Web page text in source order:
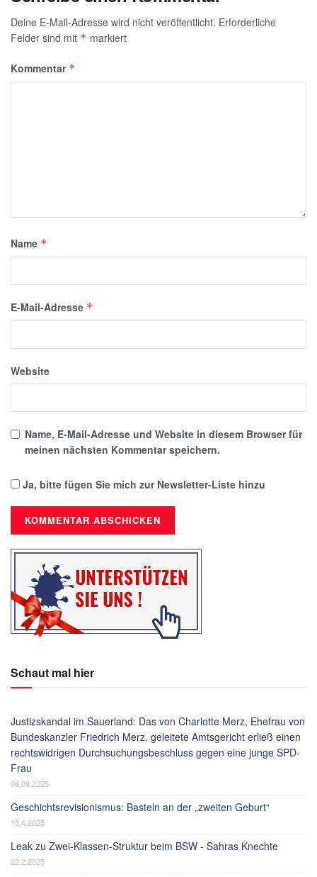
Deine E-Mail-Adresse wird nicht veröffentlicht. Erforderliche
Felder sind mit * markiert
Kommentar *
Name *
E-Mail-Adresse *
Website
Name, E-Mail-Adresse und Website in diesem Browser für
meinen nächsten Kommentar speichern.
Ja, bitte fügen Sie mich zur Newsletter-Liste hinzu
Schaut mal hier
Justizskandal im Sauerland: Das von Charlotte Merz, Ehefrau von
Bundeskanzler Friedrich Merz, geleitete Amtsgericht erließ einen
rechtswidrigen Durchsuchungsbeschluss gegen eine junge SPD-
Frau
08.09.2025
Geschichtsrevisionismus: Basteln an der „zweiten Geburt“
15.4.2025
Leak zu Zwei-Klassen-Struktur beim BSW - Sahras Knechte
22.2.2025